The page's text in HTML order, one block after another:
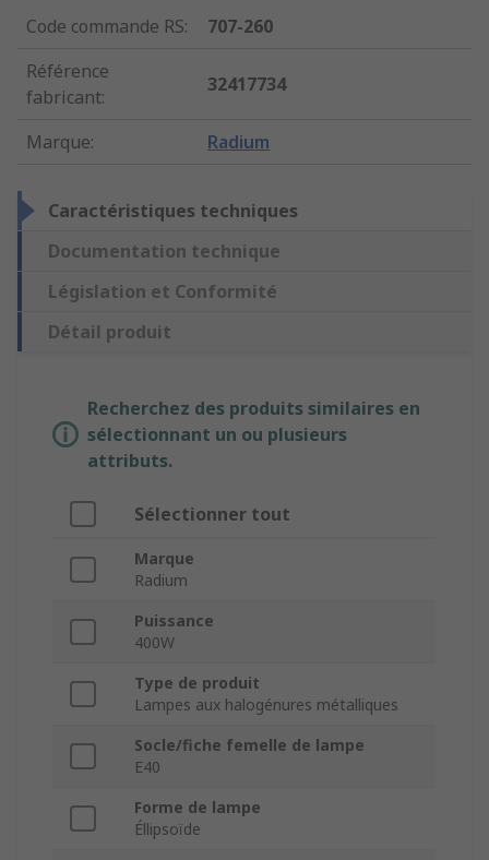
Code commande RS:
707-260
Référence
fabricant:
32417734
Marque: Radium
Caractéristiques techniques
Documentation technique
Législation et Conformité
Détail produit
Recherchez des produits similaires en
sélectionnant un ou plusieurs
attributs.
Sélectionner tout
Marque
Radium
Puissance
400W
Type de produit
Lampes aux halogénures métalliques
Socle/fiche femelle de lampe
E40
Forme de lampe
Éllipsoïde